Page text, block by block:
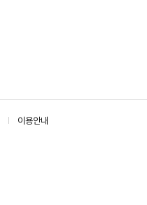
이용안내